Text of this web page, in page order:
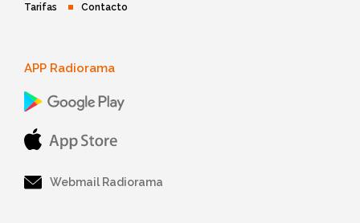
Tarifas Contacto
APP Radiorama
Webmail Radiorama